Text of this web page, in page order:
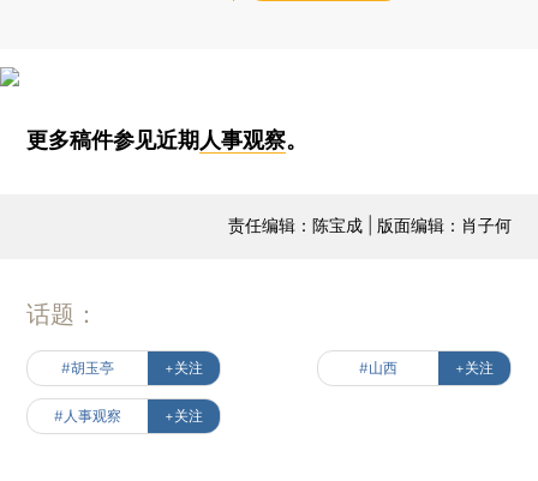
更多稿件参见近期人事观察。
责任编辑：陈宝成 | 版面编辑：肖子何
话题：
#胡玉亭 +关注 #山西 +关注
#人事观察 +关注